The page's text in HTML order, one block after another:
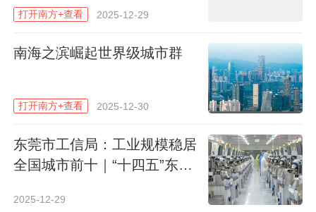
今年，特别是4月以来，美国向全球挑起关
发，给本就复苏乏力的世界经济带来阴霾。
联合国贸发会议发布的《2025年世界投资报
持续萎缩，国际项目融资（IPF）也出现大
幅下降。贸发会议秘书长格林斯潘表示，全
球投资活动连续下降，表明全球投资疲软已
打开南方+查看 2025-12-29
南海之滨崛起世界级城市群
打开南方+查看 2025-12-30
东莞市工信局：工业规模稳居
全国城市前十｜“十四五”东莞
2025-12-29